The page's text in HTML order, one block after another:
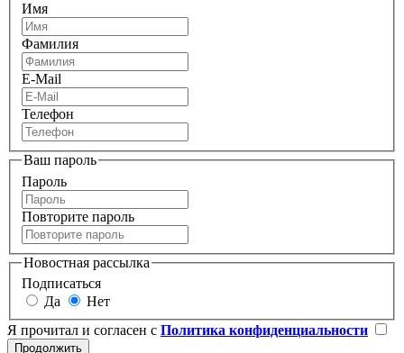
Имя
Фамилия
E-Mail
Телефон
Ваш пароль
Пароль
Повторите пароль
Новостная рассылка
Подписаться
Да
Нет
Я прочитал и согласен с Политика конфиденциальности